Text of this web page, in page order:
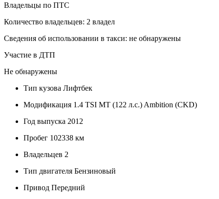
Владельцы по ПТС
Количество владельцев: 2 владел
Сведения об использовании в такси: не обнаружены
Участие в ДТП
Не обнаружены
Тип кузова Лифтбек
Модификация 1.4 TSI MT (122 л.с.) Ambition (CKD)
Год выпуска 2012
Пробег 102338 км
Владельцев 2
Тип двигателя Бензиновый
Привод Передний